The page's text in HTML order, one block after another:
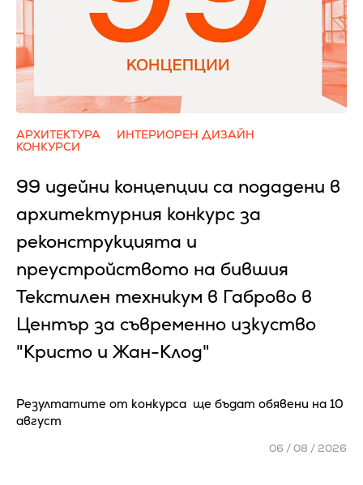
АРХИТЕКТУРА
ИНТЕРИОРЕН ДИЗАЙН
КОНКУРСИ
99 идейни концепции са подадени в
архитектурния конкурс за
реконструкцията и
преустройството на бившия
Текстилен техникум в Габрово в
Център за съвременно изкуство
"Кристо и Жан-Клод"
Резултатите от конкурса ще бъдат обявени на 10
август
06 / 08 / 2026